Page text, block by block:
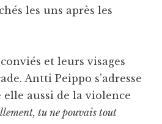
les uns après les
et leurs visages
Antti Peippo s’adresse
elle aussi de la violence
tu ne pouvais tout